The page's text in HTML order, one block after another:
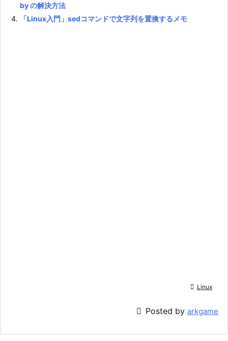
by の解決方法
「Linux入門」sedコマンドで文字列を置換するメモ
 Linux
 Posted by arkgame